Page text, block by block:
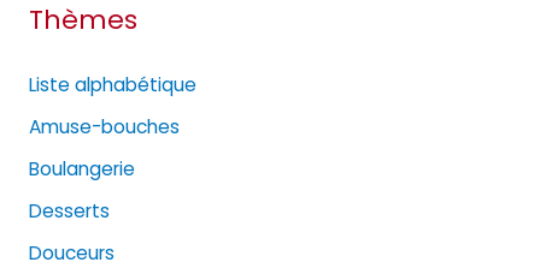
Thèmes
Liste alphabétique
Amuse-bouches
Boulangerie
Desserts
Douceurs